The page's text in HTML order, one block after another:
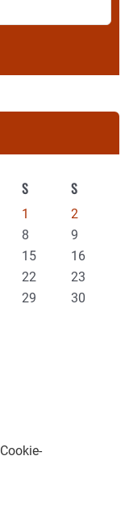
S S
1
2
8
9
15
16
22
23
29
30
Cookie-